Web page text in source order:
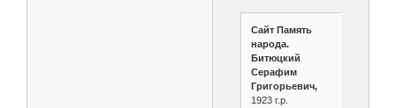
Сайт Память
народа.
Битюцкий
Серафим
Григорьевич,
1923 г.р.